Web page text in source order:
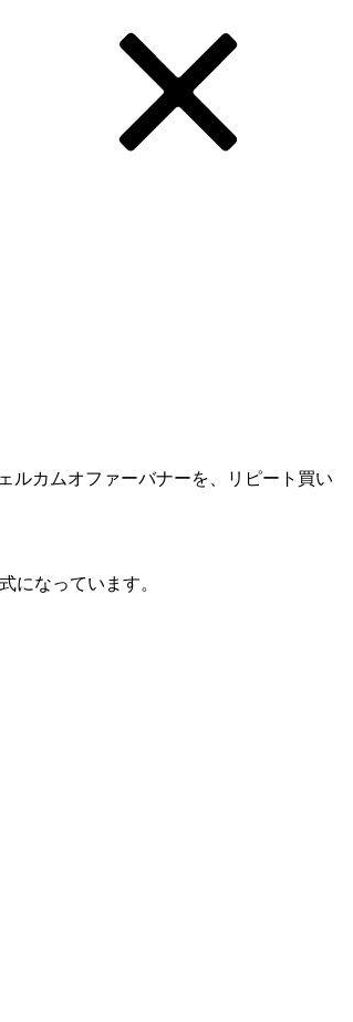
ルカムオファーバナーを、リピート買い
になっています。